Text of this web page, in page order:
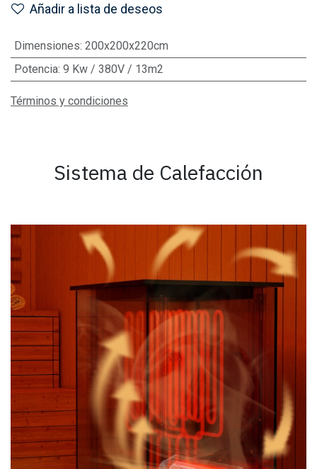
Añadir a lista de deseos
Dimensiones: 200x200x220cm
Potencia: 9 Kw / 380V / 13m2
Términos y condiciones
Sistema de Calefacción